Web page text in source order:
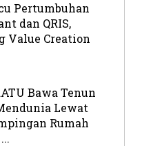
Pertumbuhan
dan QRIS,
Value Creation
Bawa Tenun
Lewat
Rumah